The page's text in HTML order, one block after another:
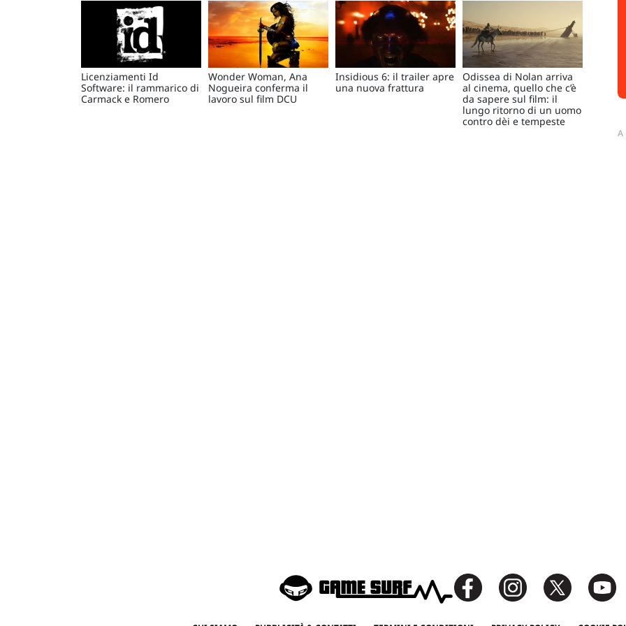
Licenziamenti Id
Software: il rammarico di
Carmack e Romero
Wonder Woman, Ana
Nogueira conferma il
lavoro sul film DCU
Insidious 6: il trailer apre
una nuova frattura
Odissea di Nolan arriva
al cinema, quello che c’è
da sapere sul film: il
lungo ritorno di un uomo
contro dèi e tempeste